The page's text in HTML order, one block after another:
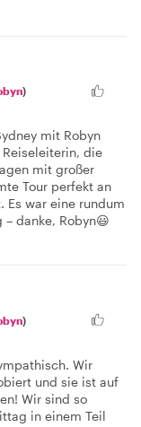
)
mit Robyn
die
mit großer
Tour perfekt an
Es war eine rundum
danke, Robyn😃
)
Wir
und sie ist auf
Wir sind so
in einem Teil